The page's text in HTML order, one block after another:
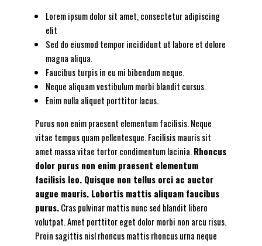
Lorem ipsum dolor sit amet, consectetur adipiscing
elit
Sed do eiusmod tempor incididunt ut labore et dolore
magna aliqua.
Faucibus turpis in eu mi bibendum neque.
Neque aliquam vestibulum morbi blandit cursus.
Enim nulla aliquet porttitor lacus.
Purus non enim praesent elementum facilisis. Neque
vitae tempus quam pellentesque. Facilisis mauris sit
amet massa vitae tortor condimentum lacinia.Rhoncus
dolor purus non enim praesent elementum
facilisis leo. Quisque non tellus orci ac auctor
augue mauris. Lobortis mattis aliquam faucibus
purus.Cras pulvinar mattis nunc sed blandit libero
volutpat. Amet porttitor eget dolor morbi non arcu risus.
Proin sagittis nisl rhoncus mattis rhoncus urna neque